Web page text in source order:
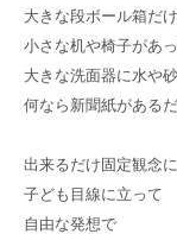
大きな段ボール箱だ
小さな机や椅子があ
大きな洗面器に水や
何なら新聞紙がある
出来るだけ固定観念
子ども目線に立って
自由な発想で